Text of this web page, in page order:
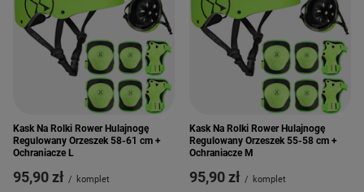
Kask Na Rolki Rower Hulajnogę
Regulowany Orzeszek 58-61 cm +
Ochraniacze L
95,90 zł / komplet
Kask Na Rolki Rower Hulajnogę
Regulowany Orzeszek 55-58 cm +
Ochraniacze M
95,90 zł / komplet